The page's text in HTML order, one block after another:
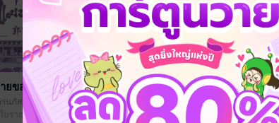
ยของท่านแม่ทัพ
นภัสสร์
บราณ
เกิดใหม่อีกครั้งก็ยังเป็น
ภรรยาของเสนาบดีชั่ว
กัวซืออวี่
/ ภรนภัสสร์